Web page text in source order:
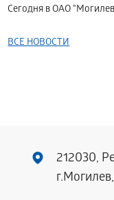
Сегодня в ОАО
ВСЕ НОВОСТИ
212030,